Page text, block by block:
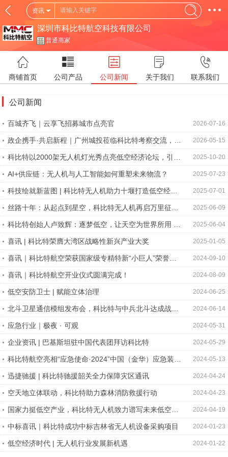
资讯
深圳市科比特航空科技有限公司
普通商家
商铺首页 公司产品 公司新闻 关于我们 联系我们
公司新闻
百城齐飞｜云享飞招募城市点亮官 2026-07-16
政企携手·共启新程｜广州城投莅临科比特考察交流，深
化战略合作，共拓低空经济新蓝海
2026-05-15
科比特以2000架无人机灯光秀点亮低空经济论坛，引领
无人机蜂群创新新时代
2025-10-20
AI+供应链：无人机与人工智能如何重塑未来物流？ 2025-07-23
科技绘就新蓝图 | 科比特无人机助力十堰打造低空经济
新高地
2025-07-01
丝路十年：从起点到星空，科比特无人机再启万里征
程！
2025-06-09
科比特创始人卢致辉：逐梦低空，让天空为世界所用 |
创新创业深圳人
2025-06-04
喜讯 | 科比特荣膺大湾区战略性新兴产业大奖 2025-01-05
喜讯｜科比特航空荣获国家级专精特新“小巨人”荣誉称
号
2024-09-10
喜讯｜科比特航空开业仪式圆满完成！ 2024-08-09
低空安防卫士 | 赋能立体治理 2024-06-25
北斗卫星通信模组发布会，科比特与中兵北斗达成战略
合作伙伴！
2024-06-14
应急行业｜极夜 · 可观 2024-05-31
企业资讯 | 巴基斯坦驻中国代表团拜访科比特 2024-05-29
科比特航空亮相“应急使命·2024”中国（金华）应急装备
及技术展览会
2024-05-13
迅捷驰援 | 科比特驰援韶关全力保障灾区通讯 2024-04-24
空天地立体联动，科比特助力森林消防救援行动 2024-04-23
国家力挺低空产业，科比特无人机致力谱写未来低空经
济新篇章
2024-04-19
中标喜讯｜科比特成功中标吉林省无人机设备采购项目 2024-01-23
低空经济时代 | 无人机行业发展新机遇 2024-01-22